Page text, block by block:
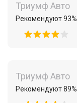
Триумф Авто
Рекомендуют 93%
Триумф Авто
Рекомендуют 89%